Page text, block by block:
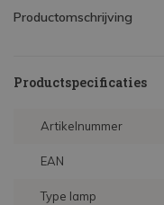
Productomschrijving
Productspecificaties
Artikelnummer
EAN
Type lamp